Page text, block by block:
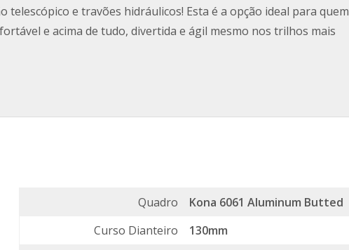
telescópico e travões hidráulicos! Esta é a opção ideal para quem
e acima de tudo, divertida e ágil mesmo nos trilhos mais
Quadro
Kona 6061 Aluminum Butted
Curso Dianteiro
130mm